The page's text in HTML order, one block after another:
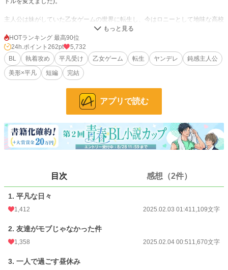
主人公は妹がしていた乙女ゲームの世界に転生し、今はロニーとして地味な高校
生活を送っている。内気なロニーが気軽に学校で話せる友達は同級生のエドだけ
で、ロニーとエドはいっしょにいることが多かった。
しかし、ロニーはある日、髪をばっさり切ってイメチェンしたエドを見て、エド
がヒロインに執着しまくるメインキャラの一人だったことを思い出す。
エドとは距離を置こうと決意する。
友達になってしまっていた」です。
急に変えてしまい、すみません。
5,373 位 / 228,845 件
BL 1,126 位 / 31,439 件
お気に入り
24h.ポイント 262 pt
HOTランキング 最高90位
24h.ポイント 262pt
5,732
BL
執着攻め 平凡受け 乙女ゲーム 転生 ヤンデレ
鈍感主人公
美形×平凡
短編 完結
アプリで読む
目次 感想（2件）
1. 平凡な日々
1,412 2025.02.03 01:411,109文字
2. 友達がモブじゃなかった件
1,358 2025.02.04 00:511,670文字
3. 一人で過ごす昼休み